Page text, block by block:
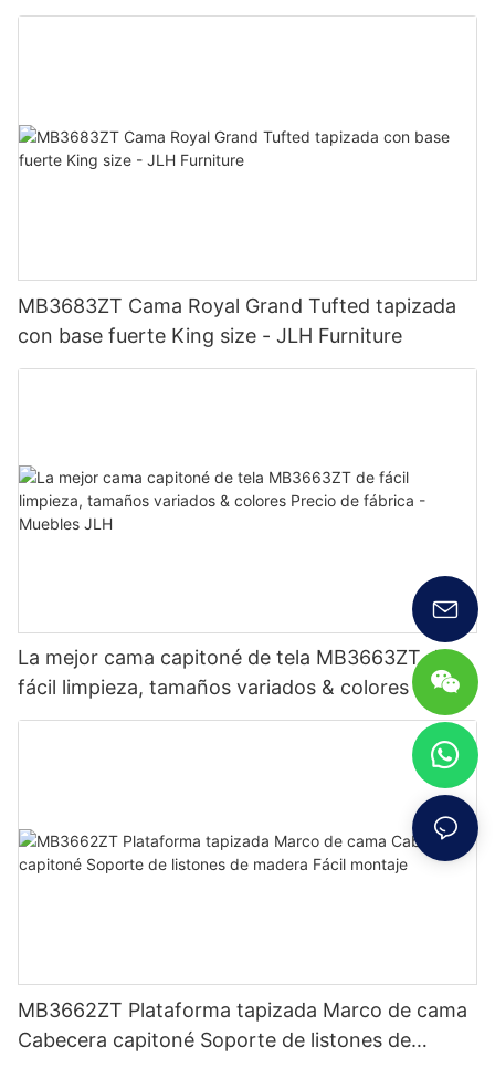
Precio de fábrica - Muebles JLH
MB3683ZT Cama Royal Grand Tufted tapizada
con base fuerte King size - JLH Furniture
La mejor cama capitoné de tela MB3663ZT de
fácil limpieza, tamaños variados & colores Precio
de fábrica - Muebles JLH
MB3662ZT Plataforma tapizada Marco de cama
Cabecera capitoné Soporte de listones de